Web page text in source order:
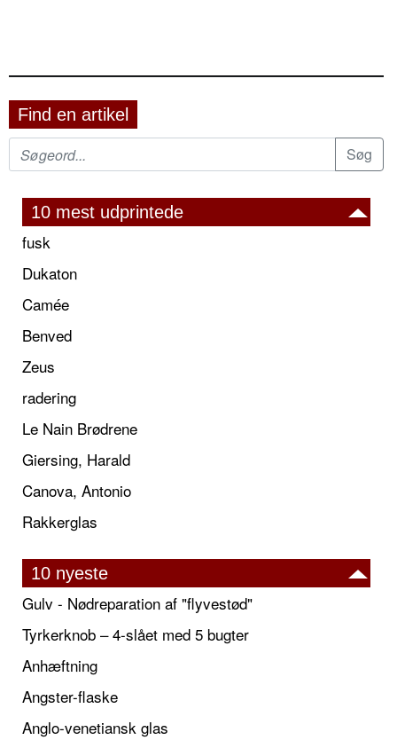
Find en artikel
10 mest udprintede
fusk
Dukaton
Camée
Benved
Zeus
radering
Le Nain Brødrene
Giersing, Harald
Canova, Antonio
Rakkerglas
10 nyeste
Gulv - Nødreparation af "flyvestød"
Tyrkerknob – 4-slået med 5 bugter
Anhæftning
Angster-flaske
Anglo-venetiansk glas